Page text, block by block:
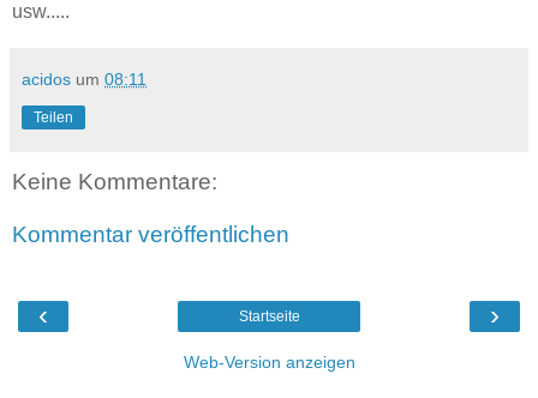
usw.....
acidos um 08:11
Teilen
Keine Kommentare:
Kommentar veröffentlichen
‹ ›
Startseite
Web-Version anzeigen